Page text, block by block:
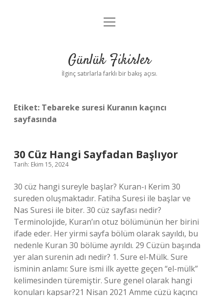
Anasayfa
Yasal Uyarı
menüyü
Günlük Fikirler
İlginç satırlarla farklı bir bakış açısı.
Etiket: Tebareke suresi Kuranın kaçıncı
sayfasında
30 Cüz Hangi Sayfadan Başlıyor
Tarih: Ekim 15, 2024
30 cüz hangi sureyle başlar? Kuran-ı Kerim 30
sureden oluşmaktadır. Fatiha Suresi ile başlar ve
Nas Suresi ile biter. 30 cüz sayfası nedir?
Terminolojide, Kuran’ın otuz bölümünün her birini
ifade eder. Her yirmi sayfa bölüm olarak sayıldı, bu
nedenle Kuran 30 bölüme ayrıldı. 29 Cüzün başında
yer alan surenin adı nedir? 1. Sure el-Mülk. Sure
isminin anlamı: Sure ismi ilk ayette geçen “el-mülk”
kelimesinden türemiştir. Sure genel olarak hangi
konuları kapsar?21 Nisan 2021 Amme cüzü kaçıncı